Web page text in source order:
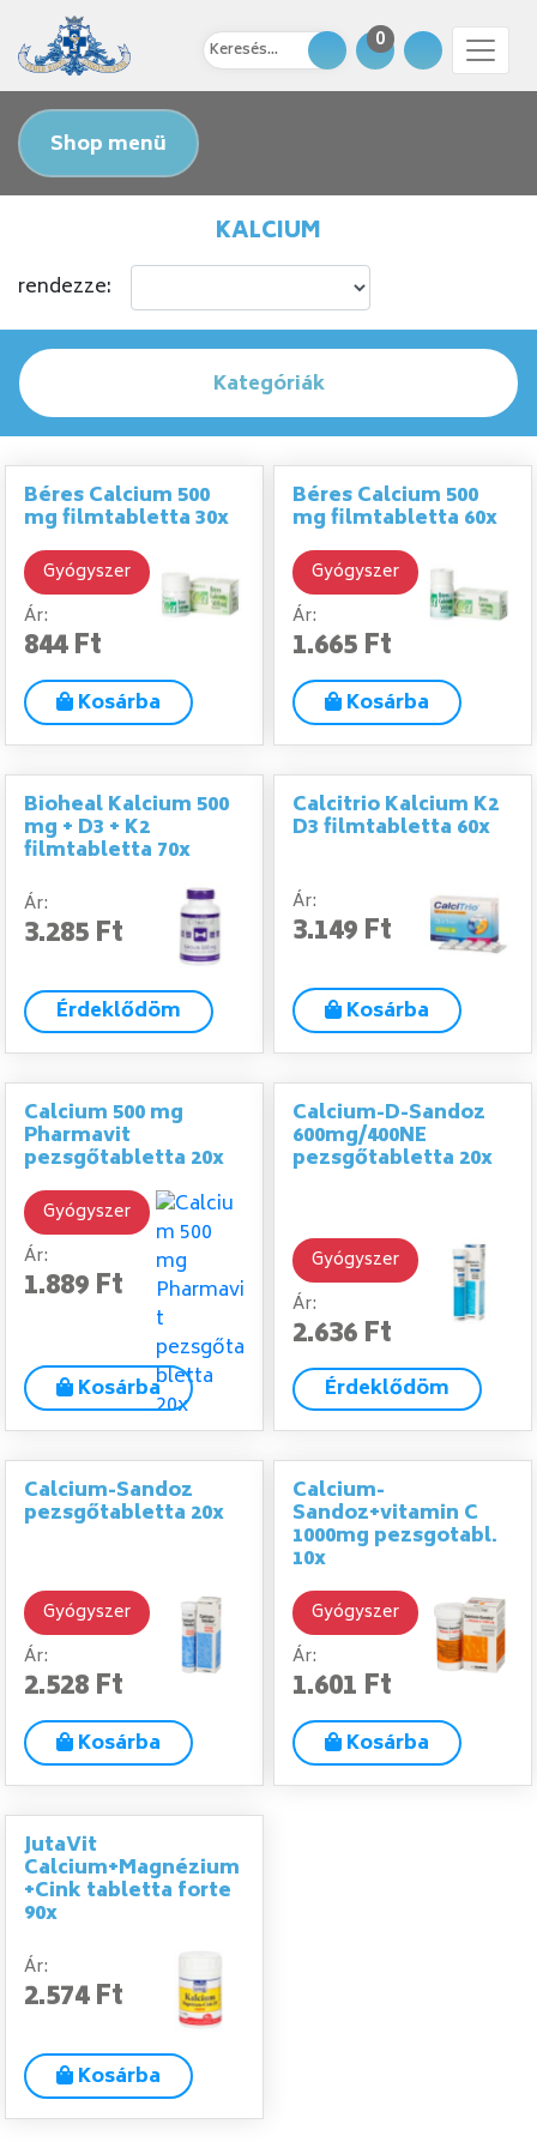
0
Shop menü
KALCIUM
rendezze:
Kategóriák
Béres Calcium 500
mg filmtabletta 30x
Gyógyszer
Ár:
844 Ft
Kosárba
Béres Calcium 500
mg filmtabletta 60x
Gyógyszer
Ár:
1.665 Ft
Kosárba
Bioheal Kalcium 500
mg + D3 + K2
filmtabletta 70x
Ár:
3.285 Ft
Érdeklődöm
Calcitrio Kalcium K2
D3 filmtabletta 60x
Ár:
3.149 Ft
Kosárba
Calcium 500 mg
Pharmavit
pezsgőtabletta 20x
Gyógyszer
Ár:
1.889 Ft
Kosárba
Calcium-D-Sandoz
600mg/400NE
pezsgőtabletta 20x
Gyógyszer
Ár:
2.636 Ft
Érdeklődöm
Calcium-Sandoz
pezsgőtabletta 20x
Gyógyszer
Ár:
2.528 Ft
Kosárba
Calcium-
Sandoz+vitamin C
1000mg pezsgotabl.
10x
Gyógyszer
Ár:
1.601 Ft
Kosárba
JutaVit
Calcium+Magnézium
+Cink tabletta forte
90x
Ár:
2.574 Ft
Kosárba